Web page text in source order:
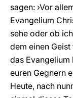
sagen: ›Vor
Evangelium
sehe oder ob
dem einen
das Evangelium
euren Gegnern
Heute, nach